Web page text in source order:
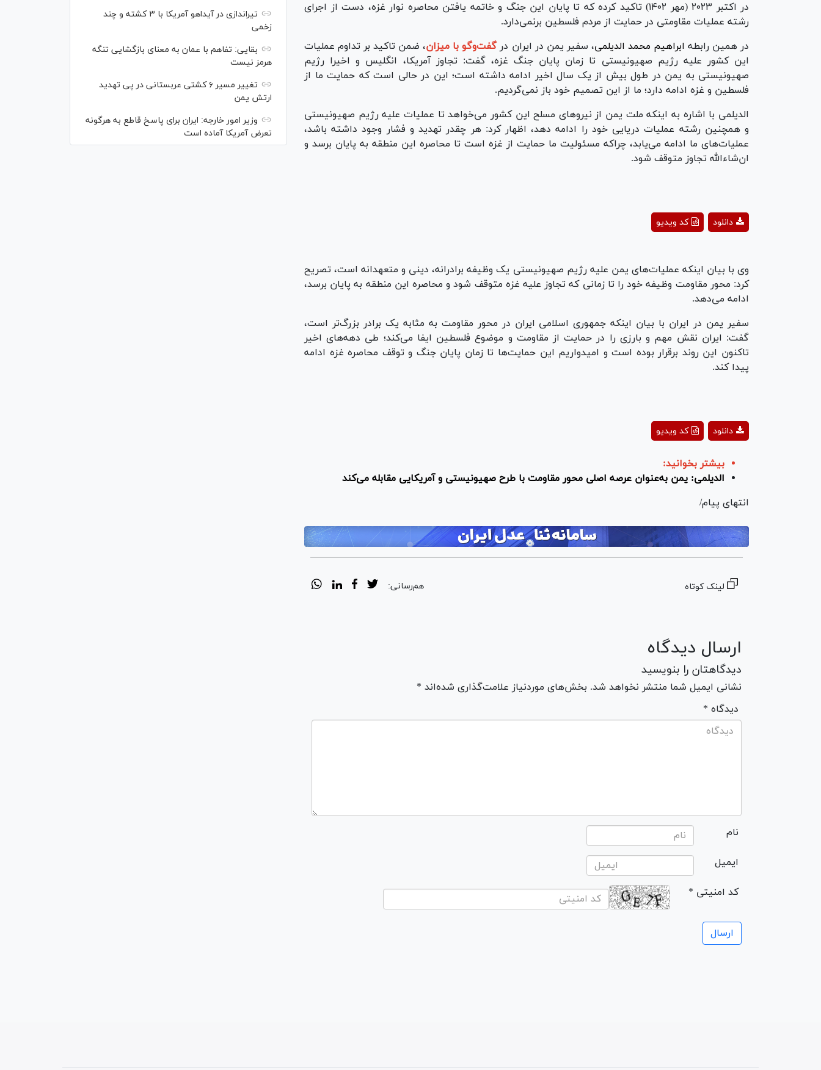
در اکتبر ۲۰۲۳ (مهر ۱۴۰۲) تاکید کرده که تا پایان این جنگ و خاتمه یافتن محاصره نوار غزه، دست از اجرای
رشته عملیات مقاومتی در حمایت از مردم فلسطین برنمی‌دارد.
در همین رابطه ابراهیم محمد الدیلمی، سفیر یمن در ایران درگفت‌وگو با میزان، ضمن تاکید بر تداوم عملیات
این کشور علیه رژیم صهیونیستی تا زمان پایان جنگ غزه، گفت: تجاوز آمریکا، انگلیس و اخیرا رژیم
صهیونیستی به یمن در طول بیش از یک سال اخیر ادامه داشته است؛ این در حالی است که حمایت ما از
فلسطین و غزه ادامه دارد؛ ما از این تصمیم خود باز نمی‌گردیم.
الدیلمی با اشاره به اینکه ملت یمن از نیرو‌های مسلح این کشور می‌خواهد تا عملیات علیه رژیم صهیونیستی
و همچنین رشته عملیات دریایی خود را ادامه دهد، اظهار کرد: هر چقدر تهدید و فشار وجود داشته باشد،
عملیات‌های ما ادامه می‌یابد، چراکه مسئولیت ما حمایت از غزه است تا محاصره این منطقه به پایان برسد و
ان‌شاءالله تجاوز متوقف شود.
کد ویدیو دانلود
وی با بیان اینکه عملیات‌های یمن علیه رژیم صهیونیستی یک وظیفه برادرانه، دینی و متعهدانه است، تصریح
کرد: محور مقاومت وظیفه خود را تا زمانی که تجاوز علیه غزه متوقف شود و محاصره این منطقه به پایان برسد،
ادامه می‌دهد.
سفیر یمن در ایران با بیان اینکه جمهوری اسلامی ایران در محور مقاومت به مثابه یک برادر بزرگ‌تر است،
گفت: ایران نقش مهم و بارزی را در حمایت از مقاومت و موضوع فلسطین ایفا می‌کند؛ طی دهه‌های اخیر
تاکنون این روند برقرار بوده است و امیدواریم این حمایت‌ها تا زمان پایان جنگ و توقف محاصره غزه ادامه
پیدا کند.
کد ویدیو دانلود
بیشتر بخوانید:
الدیلمی: یمن به‌عنوان عرصه اصلی محور مقاومت با طرح صهیونیستی و آمریکایی مقابله می‌کند
انتهای پیام/
لینک کوتاه هم‌رسانی:
ارسال دیدگاه
دیدگاهتان را بنویسید
نشانی ایمیل شما منتشر نخواهد شد. بخش‌های موردنیاز علامت‌گذاری شده‌اند *
* دیدگاه
نام
ایمیل
* کد امنیتی
تیراندازی در آیداهو آمریکا با ۳ کشته و چند
زخمی
بقایی: تفاهم با عمان به معنای بازگشایی تنگه
هرمز نیست
تغییر مسیر ۶ کشتی عربستانی در پی تهدید
ارتش یمن
وزیر امور خارجه: ایران برای پاسخ قاطع به هرگونه
تعرض آمریکا آماده است